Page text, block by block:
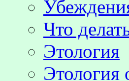
Что
Этология